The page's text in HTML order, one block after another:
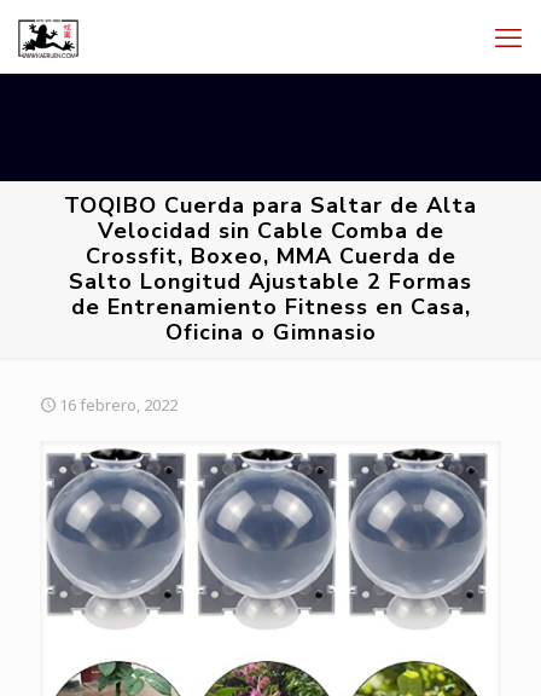
TOQIBO Cuerda para Saltar de Alta
Velocidad sin Cable Comba de
Crossfit, Boxeo, MMA Cuerda de
Salto Longitud Ajustable 2 Formas
de Entrenamiento Fitness en Casa,
Oficina o Gimnasio
16 febrero, 2022